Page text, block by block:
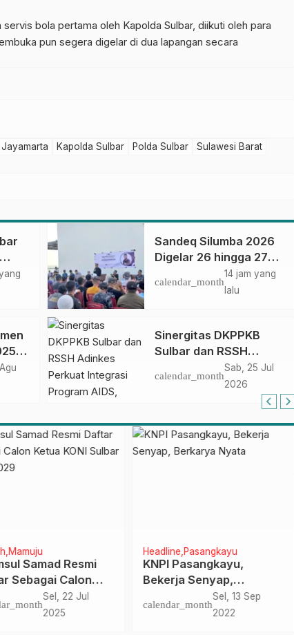
bola pertama oleh Kapolda Sulbar, diikuti oleh para
pun segera digelar di dua lapangan secara
Kapolda Sulbar Polda Sulbar
Sulawesi Barat
Sandeq Silumba 2026
Digelar 26 hingga 27
September, Rangkaian
HUT Sulbar
calendar_month
14 jam yang
lalu
Sinergitas DKPPKB
Sulbar dan RSSH
Adinkes Perkuat
Integrasi Program
AIDS, Tuberkulosis dan
Barat
calendar_month
Sab, 25 Jul
2026
Mamuju
Samad Resmi
Sebagai Calon
KONI Sulbar 2025–
Sel, 22 Jul
2025
Headline Pasangkayu
KNPI Pasangkayu,
Bekerja Senyap,
Berkarya Nyata
calendar_month
Sel, 13 Sep
2022